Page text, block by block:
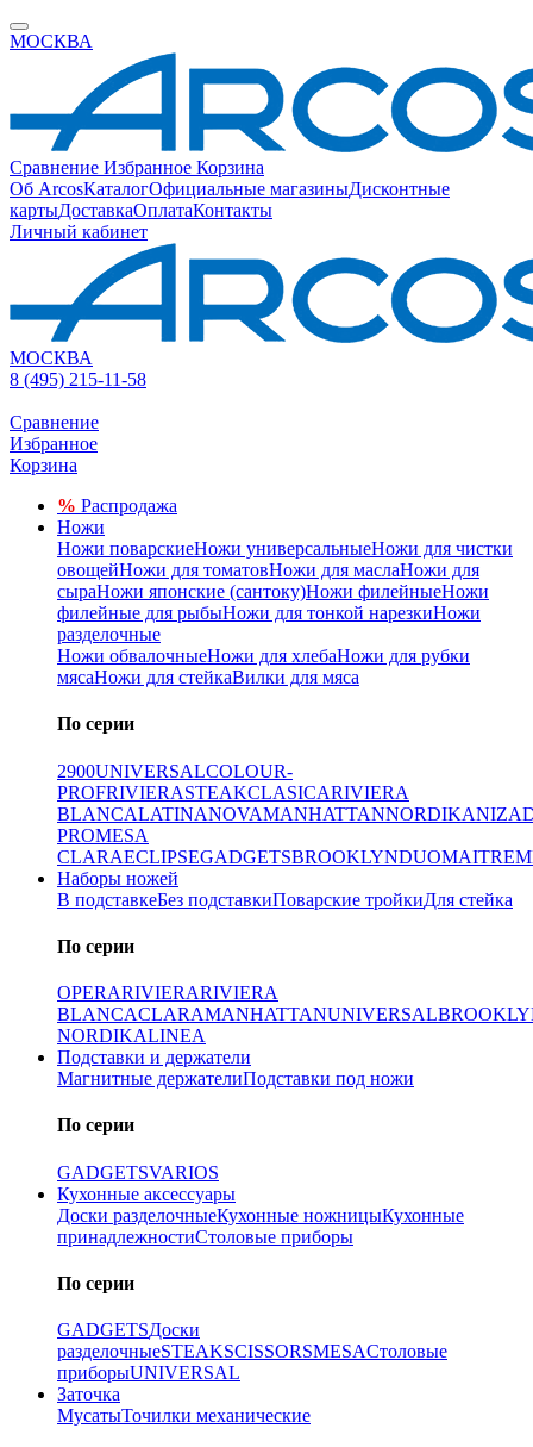
МОСКВА
Сравнение Избранное Корзина
Об ArcosКаталогОфициальные магазиныДисконтные
картыДоставкаОплатаКонтакты
Личный кабинет
МОСКВА
8 (495) 215-11-58
Сравнение
Избранное
Корзина
% Распродажа
Ножи
Ножи поварскиеНожи универсальныеНожи для чистки
овощейНожи для томатовНожи для маслаНожи для
сыраНожи японские (сантоку)Ножи филейныеНожи
филейные для рыбыНожи для тонкой нарезкиНожи
разделочные
Ножи обвалочныеНожи для хлебаНожи для рубки
мясаНожи для стейкаВилки для мяса
По серии
2900UNIVERSALCOLOUR-
PROFRIVIERASTEAKCLASICARIVIERA
BLANCALATINANOVAMANHATTANNORDIKANIZA
PROMESA
CLARAECLIPSEGADGETSBROOKLYNDUOMAITRE
Наборы ножей
В подставкеБез подставкиПоварские тройкиДля стейка
По серии
OPERARIVIERARIVIERA
BLANCACLARAMANHATTANUNIVERSAL
NORDIKALINEA
Подставки и держатели
Магнитные держателиПодставки под ножи
По серии
GADGETSVARIOS
Кухонные аксессуары
Доски разделочныеКухонные ножницыКухонные
принадлежностиСтоловые приборы
По серии
GADGETSДоски
разделочныеSTEAKSCISSORSMESAСтоловые
приборыUNIVERSAL
Заточка
МусатыТочилки механические